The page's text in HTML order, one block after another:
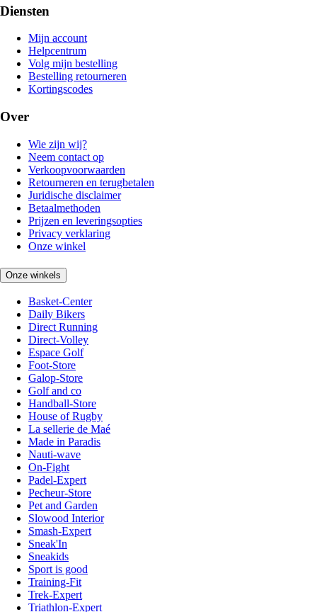
Diensten
Mijn account
Helpcentrum
Volg mijn bestelling
Bestelling retourneren
Kortingscodes
Over
Wie zijn wij?
Neem contact op
Verkoopvoorwaarden
Retourneren en terugbetalen
Juridische disclaimer
Betaalmethoden
Prijzen en leveringsopties
Privacy verklaring
Onze winkel
Onze winkels
Basket-Center
Daily Bikers
Direct Running
Direct-Volley
Espace Golf
Foot-Store
Galop-Store
Golf and co
Handball-Store
House of Rugby
La sellerie de Maé
Made in Paradis
Nauti-wave
On-Fight
Padel-Expert
Pecheur-Store
Pet and Garden
Slowood Interior
Smash-Expert
Sneak'In
Sneakids
Sport is good
Training-Fit
Trek-Expert
Triathlon-Expert